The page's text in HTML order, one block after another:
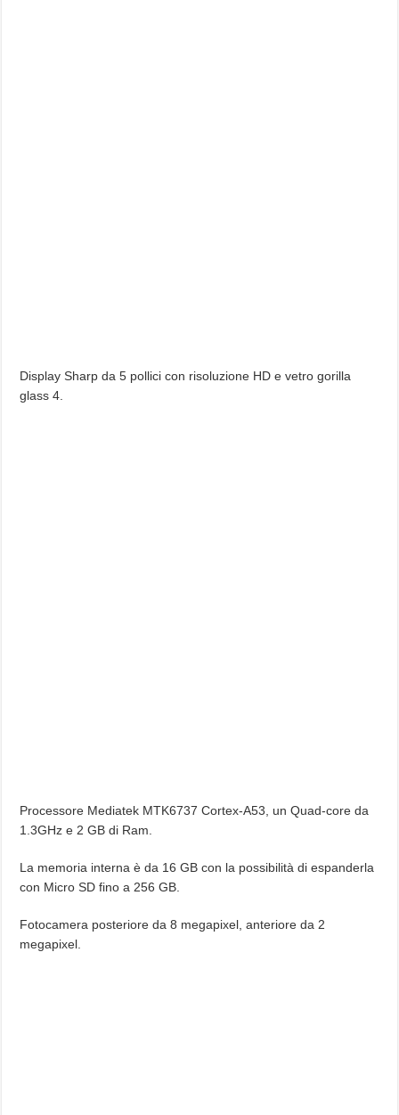
Display Sharp da 5 pollici con risoluzione HD e vetro gorilla
glass 4.
Processore Mediatek MTK6737 Cortex-A53, un Quad-core da
1.3GHz e 2 GB di Ram.
La memoria interna è da 16 GB con la possibilità di espanderla
con Micro SD fino a 256 GB.
Fotocamera posteriore da 8 megapixel, anteriore da 2
megapixel.